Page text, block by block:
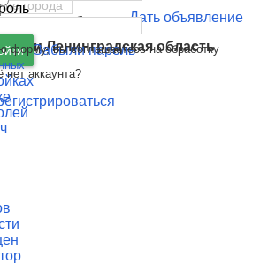
Дать объявление
область
иЛенинградская область
Забыли пароль
нет аккаунта?
форму, вы соглашаетесь на обработку